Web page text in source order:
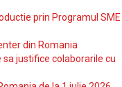
prin Programul SME
din Romania
justifice colaborarile cu